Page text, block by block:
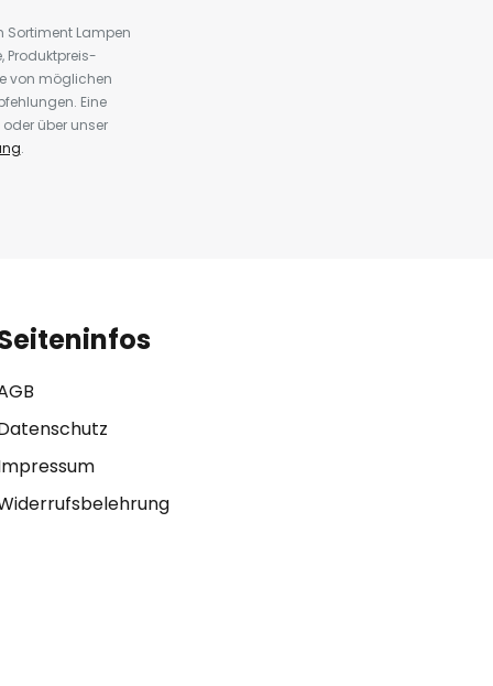
Sortiment Lampen
Produktpreis-
von möglichen
Eine
über unser
.